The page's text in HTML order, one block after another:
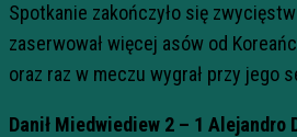
Spotkanie zakończyło się
zaserwował więcej asów od
oraz raz w meczu wygrał przy jego
Danił Miedwiediew 2 – 1 Alejandro